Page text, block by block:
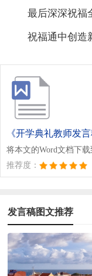
最后深深祝福
祝福通中创造
《开学典礼教师发言
将本文的Word文档下
推荐度：
发言稿图文推荐